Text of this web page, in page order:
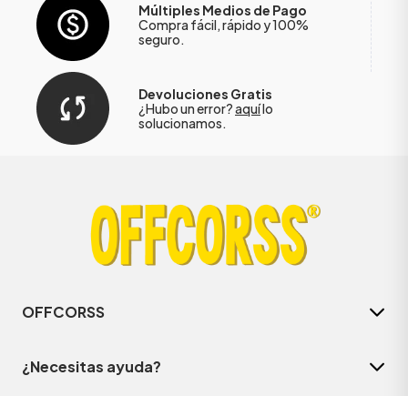
Múltiples Medios de Pago
Compra fácil, rápido y 100%
seguro.
Devoluciones Gratis
¿Hubo un error?aquílo
solucionamos.
OFFCORSS
¿Necesitas ayuda?